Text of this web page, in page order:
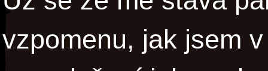
vzpomenu, jak jsem